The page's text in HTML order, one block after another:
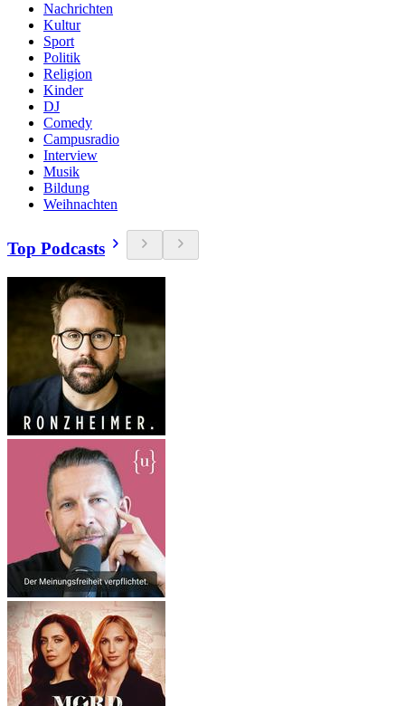
Nachrichten
Kultur
Sport
Politik
Religion
Kinder
DJ
Comedy
Campusradio
Interview
Musik
Bildung
Weihnachten
Top Podcasts